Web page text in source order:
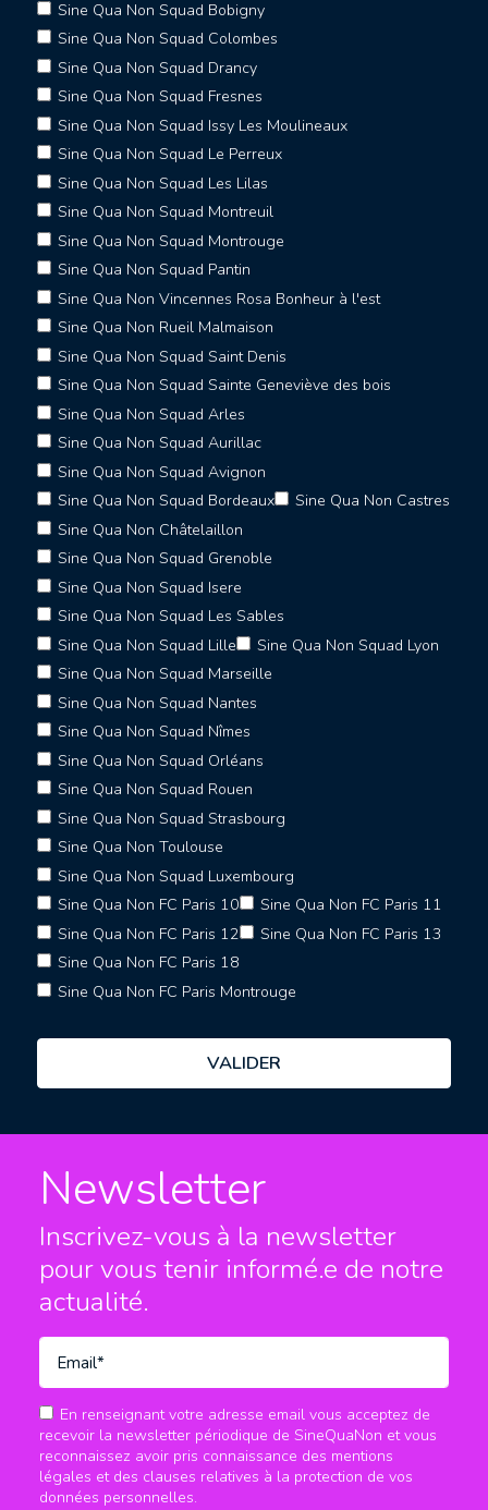
Sine Qua Non Squad Bobigny
Sine Qua Non Squad Colombes
Sine Qua Non Squad Drancy
Sine Qua Non Squad Fresnes
Sine Qua Non Squad Issy Les Moulineaux
Sine Qua Non Squad Le Perreux
Sine Qua Non Squad Les Lilas
Sine Qua Non Squad Montreuil
Sine Qua Non Squad Montrouge
Sine Qua Non Squad Pantin
Sine Qua Non Vincennes Rosa Bonheur à l'est
Sine Qua Non Rueil Malmaison
Sine Qua Non Squad Saint Denis
Sine Qua Non Squad Sainte Geneviève des bois
Sine Qua Non Squad Arles
Sine Qua Non Squad Aurillac
Sine Qua Non Squad Avignon
Sine Qua Non Squad Bordeaux
Sine Qua Non Castres
Sine Qua Non Châtelaillon
Sine Qua Non Squad Grenoble
Sine Qua Non Squad Isere
Sine Qua Non Squad Les Sables
Sine Qua Non Squad Lille
Sine Qua Non Squad Lyon
Sine Qua Non Squad Marseille
Sine Qua Non Squad Nantes
Sine Qua Non Squad Nîmes
Sine Qua Non Squad Orléans
Sine Qua Non Squad Rouen
Sine Qua Non Squad Strasbourg
Sine Qua Non Toulouse
Sine Qua Non Squad Luxembourg
Sine Qua Non FC Paris 10
Sine Qua Non FC Paris 11
Sine Qua Non FC Paris 12
Sine Qua Non FC Paris 13
Sine Qua Non FC Paris 18
Sine Qua Non FC Paris Montrouge
Newsletter
Inscrivez-vous à la newsletter
pour vous tenir informé.e de notre
actualité.
En renseignant votre adresse email vous acceptez de
recevoir la newsletter périodique de SineQuaNon et vous
reconnaissez avoir pris connaissance des mentions
légales et des clauses relatives à la protection de vos
données personnelles.